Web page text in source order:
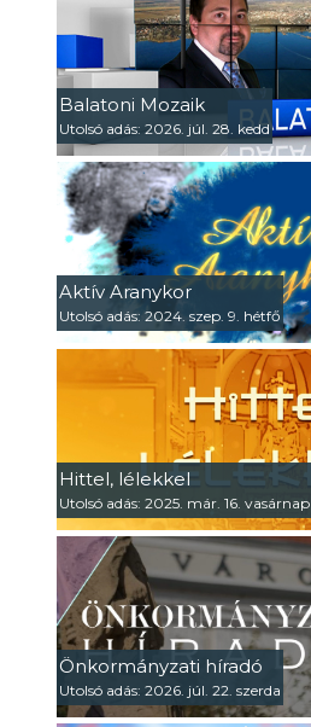
Balatoni Mozaik
Utolsó adás: 2026. júl. 28. kedd
Aktív Aranykor
Utolsó adás: 2024. szep. 9. hétfő
Hittel, lélekkel
Utolsó adás: 2025. már. 16. vasárnap
Önkormányzati híradó
Utolsó adás: 2026. júl. 22. szerda